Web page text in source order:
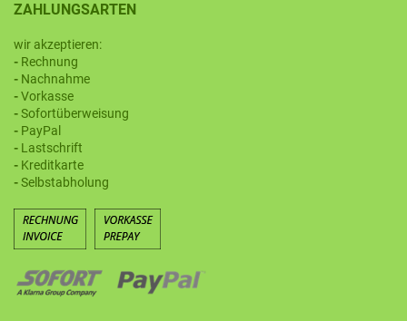
ZAHLUNGSARTEN
wir akzeptieren:
- Rechnung
- Nachnahme
-Vorkasse
-Sofortüberweisung
- PayPal
- Lastschrift
- Kreditkarte
-Selbstabholung